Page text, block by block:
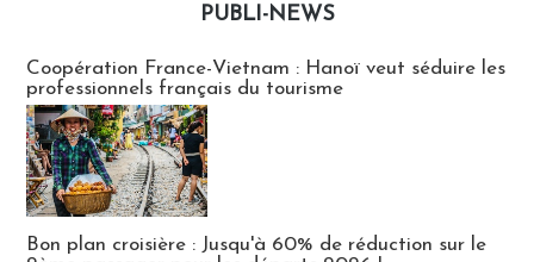
PUBLI-NEWS
Coopération France-Vietnam : Hanoï veut séduire les
professionnels français du tourisme
Bon plan croisière : Jusqu'à 60% de réduction sur le